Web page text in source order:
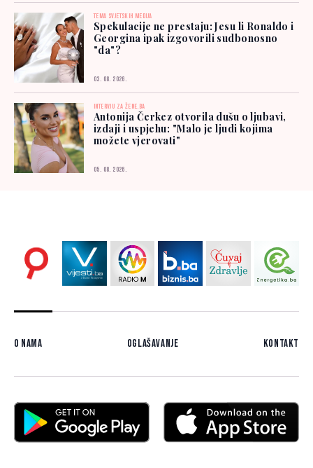
TEMA SVJETSKIH MEDIJA
Spekulacije ne prestaju: Jesu li Ronaldo i
Georgina ipak izgovorili sudbonosno
"da"?
03. 08. 2026.
INTERVJU ZA ŽENE.BA
Antonija Čerkez otvorila dušu o ljubavi,
izdaji i uspjehu: "Malo je ljudi kojima
možete vjerovati"
05. 08. 2026.
O nama Oglašavanje Kontakt